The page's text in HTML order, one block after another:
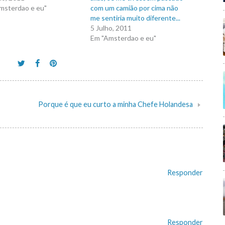
e eu"
com um camião por cima não
me sentiria muito diferente...
5 Julho, 2011
Em "Amsterdao e eu"
Porque é que eu curto a minha Chefe Holandesa
Responder
Responder